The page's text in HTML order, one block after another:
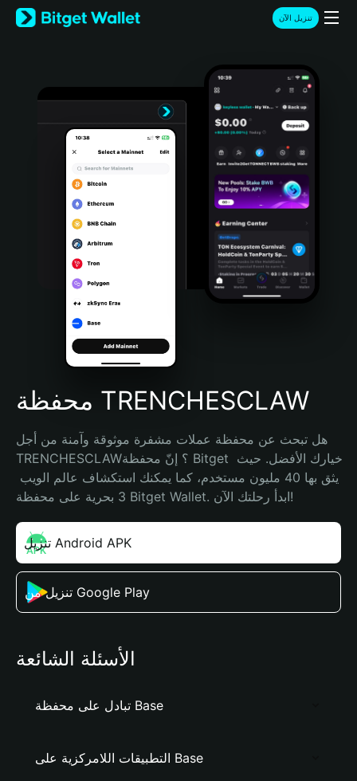
English
日本語
Türkçe
Português (Portugal)
Bahasa Indonesia
Português (Brasil)
Español (Argentina)
تنزيل الآن
محفظة TRENCHESCLAW
هل تبحث عن محفظة عملات مشفرة موثوقة وآمنة من أجل
TRENCHESCLAW؟ إنّ محفظة Bitget خيارك الأفضل. حيث
3 بحرية على محفظة Bitget Wallet. ابدأ رحلتك الآن!
تنزيل Android APK
تنزيل من Google Play
الأسئلة الشائعة
تبادل على محفظة Base
التطبيقات اللامركزية على Base